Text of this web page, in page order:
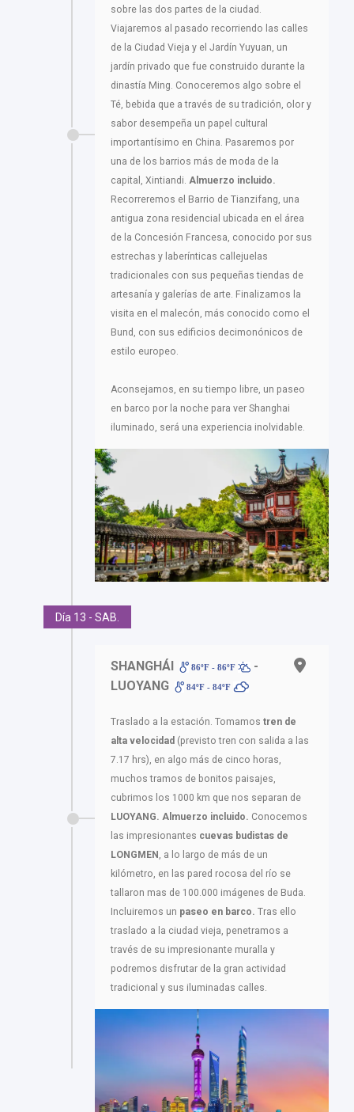
sobre las dos partes de la ciudad.
Viajaremos al pasado recorriendo las calles
de la Ciudad Vieja y el Jardín Yuyuan, un
jardín privado que fue construido durante la
dinastía Ming. Conoceremos algo sobre el
Té, bebida que a través de su tradición, olor y
sabor desempeña un papel cultural
importantísimo en China. Pasaremos por
una de los barrios más de moda de la
capital, Xintiandi. Almuerzo incluido.
Recorreremos el Barrio de Tianzifang, una
antigua zona residencial ubicada en el área
de la Concesión Francesa, conocido por sus
estrechas y laberínticas callejuelas
tradicionales con sus pequeñas tiendas de
artesanía y galerías de arte. Finalizamos la
visita en el malecón, más conocido como el
Bund, con sus edificios decimonónicos de
estilo europeo.
Aconsejamos, en su tiempo libre, un paseo
en barco por la noche para ver Shanghai
iluminado, será una experiencia inolvidable.
Día 13 - SAB.
SHANGHÁI 86ºF - 86ºF
-
LUOYANG
84ºF - 84ºF
Traslado a la estación. Tomamos tren de
alta velocidad (previsto tren con salida a las
7.17 hrs), en algo más de cinco horas,
muchos tramos de bonitos paisajes,
cubrimos los 1000 km que nos separan de
LUOYANG. Almuerzo incluido. Conocemos
las impresionantes cuevas budistas de
LONGMEN , a lo largo de más de un
kilómetro, en las pared rocosa del río se
tallaron mas de 100.000 imágenes de Buda.
Incluiremos un paseo en barco. Tras ello
traslado a la ciudad vieja, penetramos a
través de su impresionante muralla y
podremos disfrutar de la gran actividad
tradicional y sus iluminadas calles.